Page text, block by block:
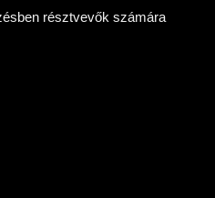
résztvevők számára